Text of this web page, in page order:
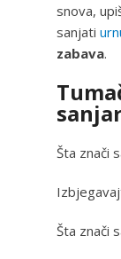
snova,
sanjati
zabava.
Šta znači
Šta znači